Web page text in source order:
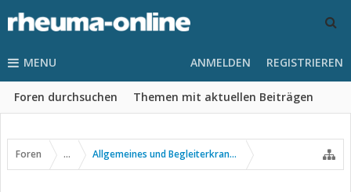
MENU
Foren durchsuchen Themen mit aktuellen Beiträgen
ANMELDEN REGISTRIEREN
Foren ... Allgemeines und Begleiterkrankungen